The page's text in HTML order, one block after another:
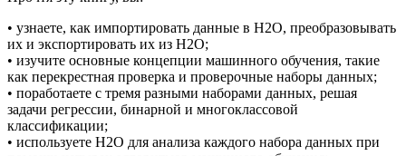
• узнаете, как импортировать данные в H2O, преобразовывать
их и экспортировать их из H2O;
• изучите основные концепции машинного обучения, такие
как перекрестная проверка и проверочные наборы данных;
• поработаете с тремя разными наборами данных, решая
задачи регрессии, бинарной и многоклассовой
классификации;
• используете H2O для анализа каждого набора данных при